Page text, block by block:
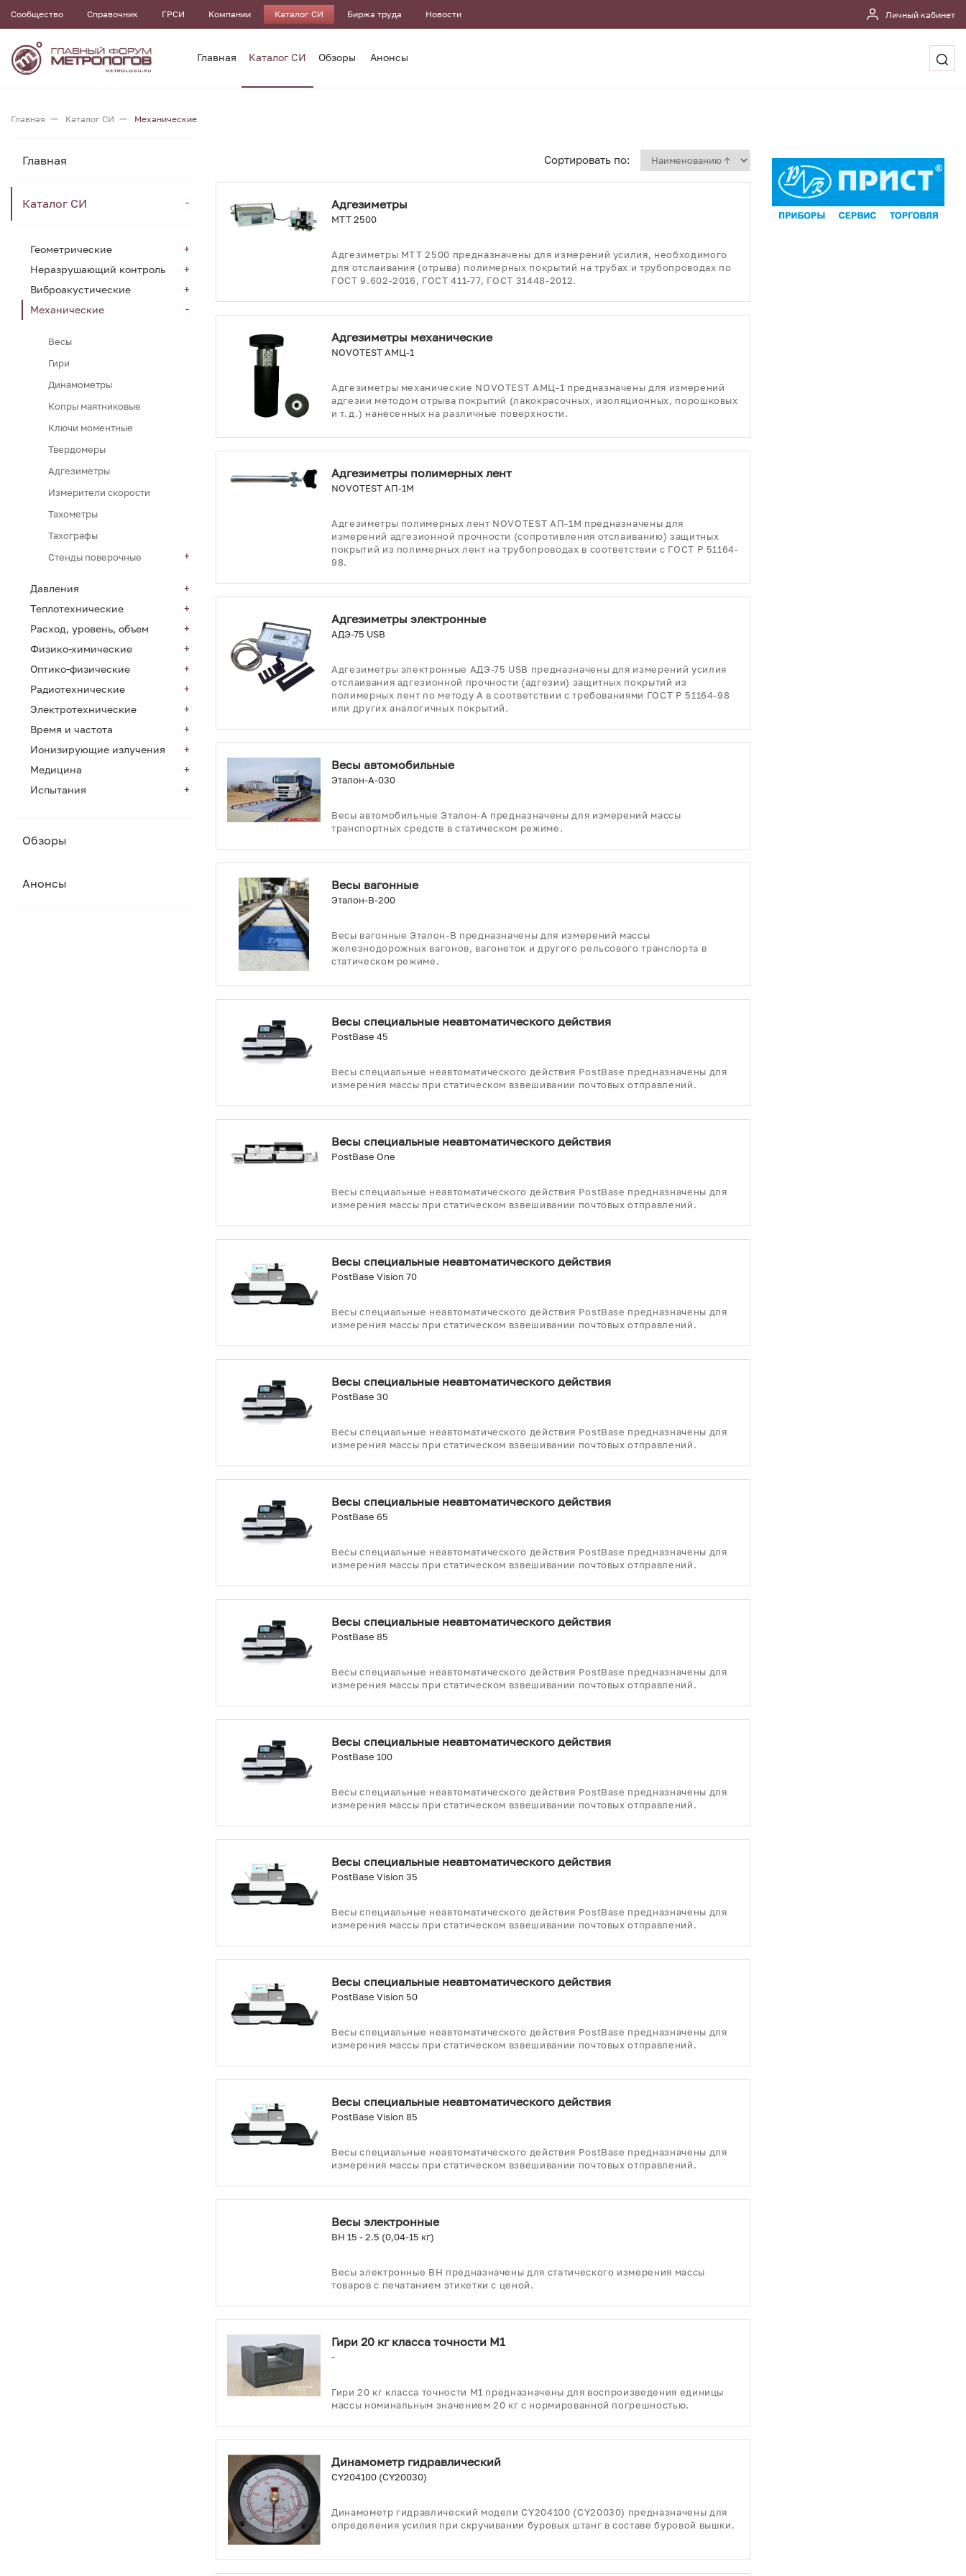
Сообщество Справочник ГРСИ Компании Каталог СИ Биржа труда Новости Личный кабинет
Главная Каталог СИ Обзоры Анонсы
Главная Каталог СИ Механические
Главная
Каталог СИ
Геометрические
Неразрушающий контроль
Виброакустические
Механические
Весы
Гири
Динамометры
Копры маятниковые
Ключи моментные
Твердомеры
Адгезиметры
Измерители скорости
Тахометры
Тахографы
Стенды поверочные
Давления
Теплотехнические
Расход, уровень, объем
Физико-химические
Оптико-физические
Радиотехнические
Электротехнические
Время и частота
Ионизирующие излучения
Медицина
Испытания
Обзоры
Анонсы
Сортировать по:
Адгезиметры
MTT 2500
Адгезиметры MTT 2500 предназначены для измерений усилия, необходимого
для отслаивания (отрыва) полимерных покрытий на трубах и трубопроводах по
ГОСТ 9.602-2016, ГОСТ 411-77, ГОСТ 31448-2012.
Адгезиметры механические
NOVOTEST АМЦ-1
Адгезиметры механические NOVOTEST АМЦ-1 предназначены для измерений
адгезии методом отрыва покрытий (лакокрасочных, изоляционных, порошковых
и т.д.) нанесенных на различные поверхности.
Адгезиметры полимерных лент
NOVOTEST АП-1М
Адгезиметры полимерных лент NOVOTEST АП-1М предназначены для
измерений адгезионной прочности (сопротивления отслаиванию) защитных
покрытий из полимерных лент на трубопроводах в соответствии с ГОСТ Р 51164-
98.
Адгезиметры электронные
АДЭ-75 USB
Адгезиметры электронные АДЭ-75 USB предназначены для измерений усилия
отслаивания адгезионной прочности (адгезии) защитных покрытий из
полимерных лент по методу А в соответствии с требованиями ГОСТ Р 51164-98
или других аналогичных покрытий.
Весы автомобильные
Эталон-А-030
Весы автомобильные Эталон-А предназначены для измерений массы
транспортных средств в статическом режиме.
Весы вагонные
Эталон-В-200
Весы вагонные Эталон-В предназначены для измерений массы
железнодорожных вагонов, вагонеток и другого рельсового транспорта в
статическом режиме.
Весы специальные неавтоматического действия
PostBase 45
Весы специальные неавтоматического действия PostBase предназначены для
измерения массы при статическом взвешивании почтовых отправлений.
Весы специальные неавтоматического действия
PostBase One
Весы специальные неавтоматического действия PostBase предназначены для
измерения массы при статическом взвешивании почтовых отправлений.
Весы специальные неавтоматического действия
PostBase Vision 70
Весы специальные неавтоматического действия PostBase предназначены для
измерения массы при статическом взвешивании почтовых отправлений.
Весы специальные неавтоматического действия
PostBase 30
Весы специальные неавтоматического действия PostBase предназначены для
измерения массы при статическом взвешивании почтовых отправлений.
Весы специальные неавтоматического действия
PostBase 65
Весы специальные неавтоматического действия PostBase предназначены для
измерения массы при статическом взвешивании почтовых отправлений.
Весы специальные неавтоматического действия
PostBase 85
Весы специальные неавтоматического действия PostBase предназначены для
измерения массы при статическом взвешивании почтовых отправлений.
Весы специальные неавтоматического действия
PostBase 100
Весы специальные неавтоматического действия PostBase предназначены для
измерения массы при статическом взвешивании почтовых отправлений.
Весы специальные неавтоматического действия
PostBase Vision 35
Весы специальные неавтоматического действия PostBase предназначены для
измерения массы при статическом взвешивании почтовых отправлений.
Весы специальные неавтоматического действия
PostBase Vision 50
Весы специальные неавтоматического действия PostBase предназначены для
измерения массы при статическом взвешивании почтовых отправлений.
Весы специальные неавтоматического действия
PostBase Vision 85
Весы специальные неавтоматического действия PostBase предназначены для
измерения массы при статическом взвешивании почтовых отправлений.
Весы электронные
ВН 15 - 2.5 (0,04-15 кг)
Весы электронные ВН предназначены для статического измерения массы
товаров с печатанием этикетки с ценой.
Гири 20 кг класса точности М1
-
Гири 20 кг класса точности М1 предназначены для воспроизведения единицы
массы номинальным значением 20 кг с нормированной погрешностью.
Динамометр гидравлический
CY204100 (CY20030)
Динамометр гидравлический модели CY204100 (CY20030) предназначены для
определения усилия при скручивании буровых штанг в составе буровой вышки.